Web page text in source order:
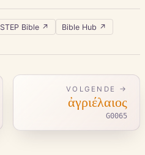
STEP Bible↗ Bible Hub ↗
VOLGENDE →
ἀγριέλαιος
G0065